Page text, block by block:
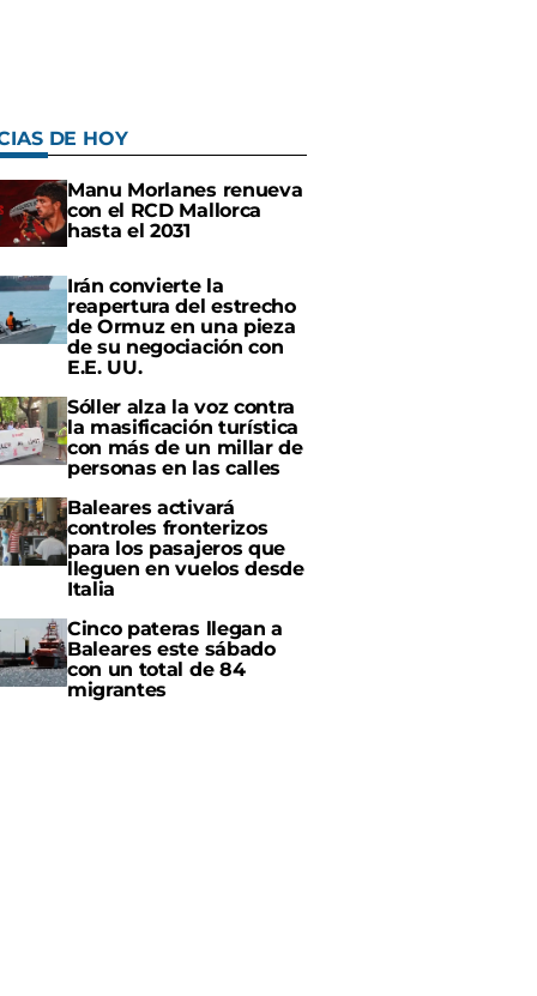
DE HOY
Manu Morlanes renueva
con el RCD Mallorca
hasta el 2031
Irán convierte la
reapertura del estrecho
de Ormuz en una pieza
de su negociación con
E.E. UU.
Sóller alza la voz contra
la masificación turística
con más de un millar de
personas en las calles
Baleares activará
controles fronterizos
para los pasajeros que
lleguen en vuelos desde
Italia
Cinco pateras llegan a
Baleares este sábado
con un total de 84
migrantes